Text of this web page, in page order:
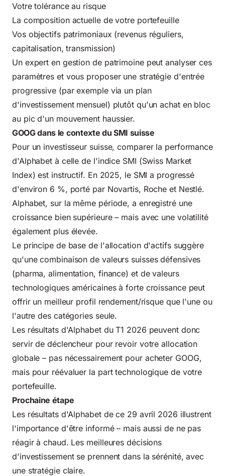
Votre tolérance au risque
La composition actuelle de votre portefeuille
Vos objectifs patrimoniaux (revenus réguliers,
capitalisation, transmission)
Un expert en gestion de patrimoine peut analyser ces
paramètres et vous proposer une stratégie d'entrée
progressive (par exemple via un plan
d'investissement mensuel) plutôt qu'un achat en bloc
au pic d'un mouvement haussier.
GOOG dans le contexte du SMI suisse
Pour un investisseur suisse, comparer la performance
d'Alphabet à celle de l'indice SMI (Swiss Market
Index) est instructif. En 2025, le SMI a progressé
d'environ 6 %, porté par Novartis, Roche et Nestlé.
Alphabet, sur la même période, a enregistré une
croissance bien supérieure – mais avec une volatilité
également plus élevée.
Le principe de base de l'allocation d'actifs suggère
qu'une combinaison de valeurs suisses défensives
(pharma, alimentation, finance) et de valeurs
technologiques américaines à forte croissance peut
offrir un meilleur profil rendement/risque que l'une ou
l'autre des catégories seule.
Les résultats d'Alphabet du T1 2026 peuvent donc
servir de déclencheur pour revoir votre allocation
globale – pas nécessairement pour acheter GOOG,
mais pour réévaluer la part technologique de votre
portefeuille.
Prochaine étape
Les résultats d'Alphabet de ce 29 avril 2026 illustrent
l'importance d'être informé – mais aussi de ne pas
réagir à chaud. Les meilleures décisions
d'investissement se prennent dans la sérénité, avec
une stratégie claire.